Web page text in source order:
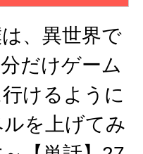
、異世界で
だけゲーム
けるように
を上げてみ